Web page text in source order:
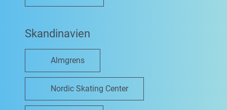
Skandinavien
Almgrens
Nordic Skating Center